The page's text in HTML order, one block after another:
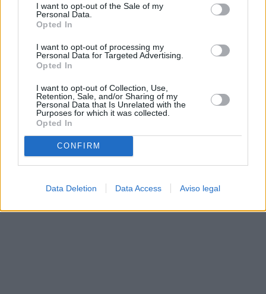
cualquier momento entrando de nuevo en este sitio web o
visitando nuestra política de privacidad.
I want to opt-out of the Sale of my
Personal Data.
Opted In
I want to opt-out of processing my
Personal Data for Targeted Advertising.
Opted In
I want to opt-out of Collection, Use,
Retention, Sale, and/or Sharing of my
Personal Data that Is Unrelated with the
Purposes for which it was collected.
Opted In
CONFIRM
Data Deletion Data Access Aviso legal